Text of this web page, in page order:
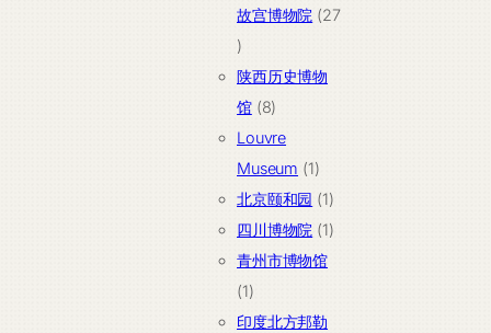
故宫博物院
27
27
个
产
品
陕西历史博物
馆 88
个
产
品
Louvre
Museum 11
个
产
品
北京颐和园 11
个
产
四川博物院 11
个
青州市博物馆
11
个
印度北方邦勒